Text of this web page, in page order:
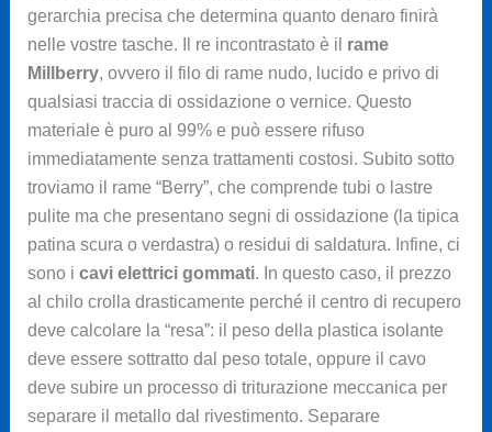
gerarchia precisa che determina quanto denaro finirà
nelle vostre tasche. Il re incontrastato è il rame
Millberry, ovvero il filo di rame nudo, lucido e privo di
qualsiasi traccia di ossidazione o vernice. Questo
materiale è puro al 99% e può essere rifuso
immediatamente senza trattamenti costosi. Subito sotto
troviamo il rame “Berry”, che comprende tubi o lastre
pulite ma che presentano segni di ossidazione (la tipica
patina scura o verdastra) o residui di saldatura. Infine, ci
sono i cavi elettrici gommati. In questo caso, il prezzo
al chilo crolla drasticamente perché il centro di recupero
deve calcolare la “resa”: il peso della plastica isolante
deve essere sottratto dal peso totale, oppure il cavo
deve subire un processo di triturazione meccanica per
separare il metallo dal rivestimento. Separare